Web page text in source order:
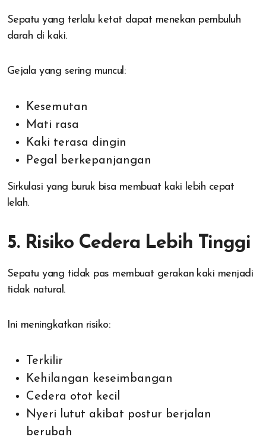
Sepatu yang terlalu ketat dapat menekan pembuluh
darah di kaki.
Gejala yang sering muncul:
Kesemutan
Mati rasa
Kaki terasa dingin
Pegal berkepanjangan
Sirkulasi yang buruk bisa membuat kaki lebih cepat
lelah.
5. Risiko Cedera Lebih Tinggi
Sepatu yang tidak pas membuat gerakan kaki menjadi
tidak natural.
Ini meningkatkan risiko:
Terkilir
Kehilangan keseimbangan
Cedera otot kecil
Nyeri lutut akibat postur berjalan
berubah